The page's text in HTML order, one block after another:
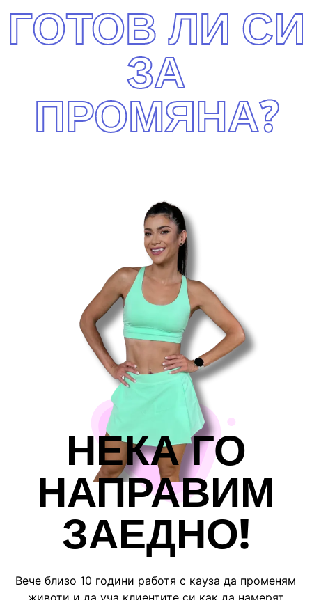
ГОТОВ ЛИ СИ
ЗА
ПРОМЯНА?
НЕКА ГО
НАПРАВИМ
ЗАЕДНО!
Вече близо 10 години работя с кауза да променям